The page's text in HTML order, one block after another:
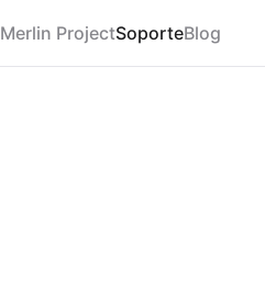
Merlin ProjectSoporteBlog